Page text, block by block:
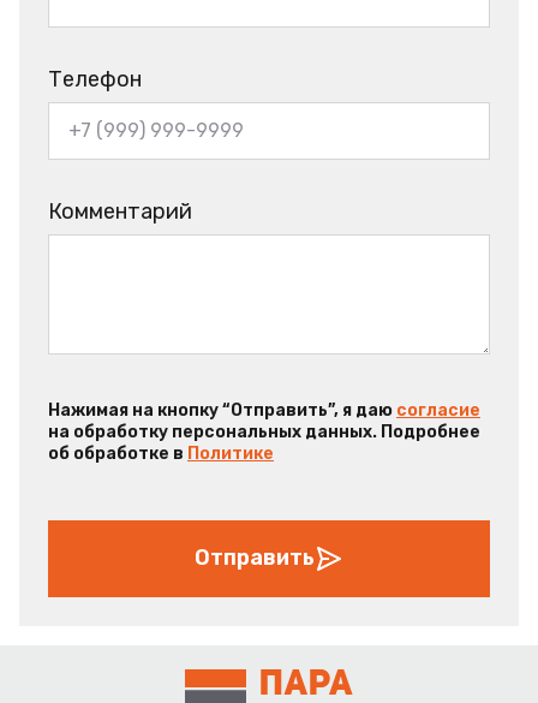
Телефон
Комментарий
Нажимая на кнопку “Отправить”, я даю согласие
на обработку персональных данных. Подробнее
об обработке в Политике
Отправить